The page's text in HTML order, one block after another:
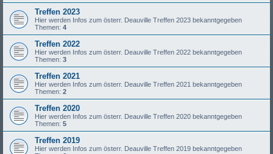
Treffen 2023
Hier werden Infos zum österr. Deauville Treffen 2023 bekanntgegeben
Themen: 4
Treffen 2022
Hier werden Infos zum österr. Deauville Treffen 2022 bekanntgegeben
Themen: 3
Treffen 2021
Hier werden Infos zum österr. Deauville Treffen 2021 bekanntgegeben
Themen: 2
Treffen 2020
Hier werden Infos zum österr. Deauville Treffen 2020 bekanntgegeben
Themen: 5
Treffen 2019
Hier werden Infos zum österr. Deauville Treffen 2019 bekanntgegeben